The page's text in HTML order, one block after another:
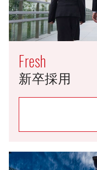
Fresh
新卒採用